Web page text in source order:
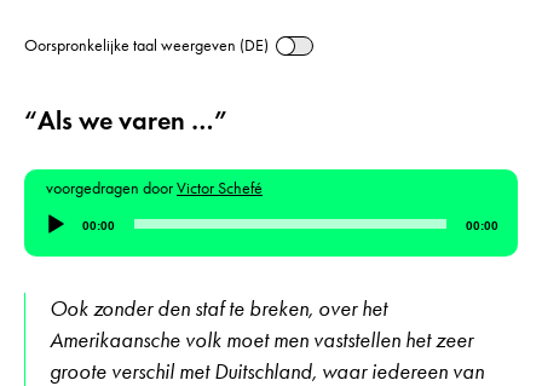
Oorspronkelijke taal weergeven (DE)
“Als we varen …”
voorgedragen doorVictor Schefé
Audiospeler
00:00 00:00
Ook zonder den staf te breken, over het
Amerikaansche volk moet men vaststellen het zeer
groote verschil met Duitschland, waar iedereen van